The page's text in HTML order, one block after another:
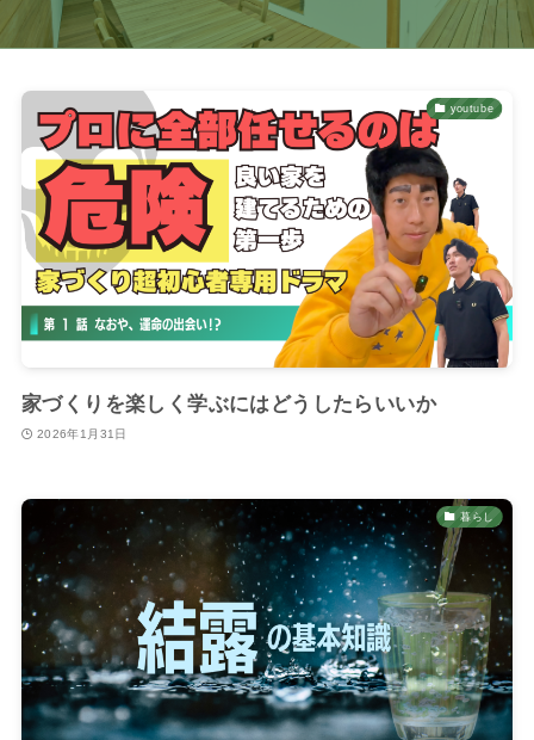
youtube
家づくりを楽しく学ぶにはどうしたらいいか
2026年1月31日
暮らし